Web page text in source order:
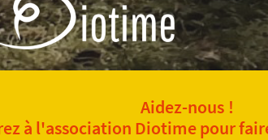
Aidez-nous !
à l'association Diotime pour